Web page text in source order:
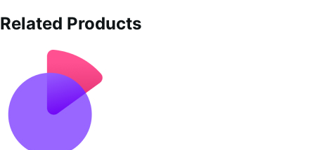
Related Products